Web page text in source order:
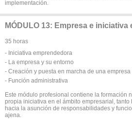
implementación.
MÓDULO 13: Empresa e
35 horas
- Iniciativa emprendedora
- La empresa y su entorno
- Creación y puesta en marcha de una empresa
- Función administrativa
Este módulo profesional contiene la formación
propia iniciativa en el ámbito empresarial, tanto
hacia la asunción de responsabilidades y
ajena.